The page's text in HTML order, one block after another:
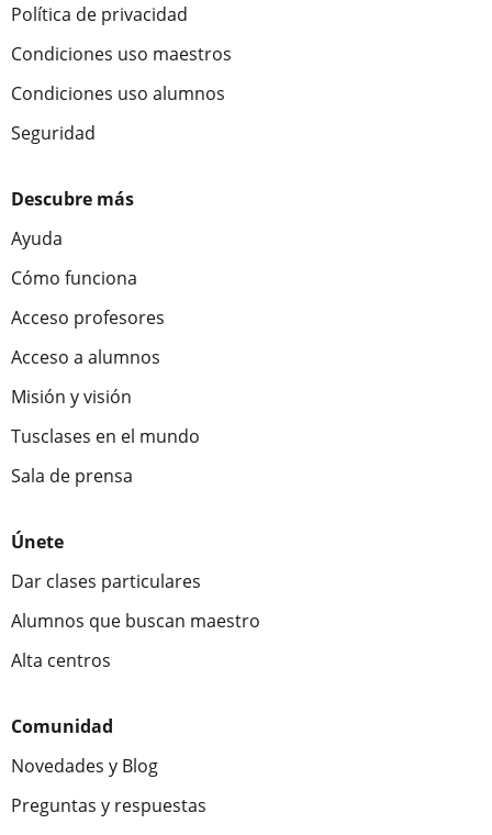
Política de privacidad
Condiciones uso maestros
Condiciones uso alumnos
Seguridad
Descubre más
Ayuda
Cómo funciona
Acceso profesores
Acceso a alumnos
Misión y visión
Tusclases en el mundo
Sala de prensa
Únete
Dar clases particulares
Alumnos que buscan maestro
Alta centros
Comunidad
Novedades y Blog
Preguntas y respuestas